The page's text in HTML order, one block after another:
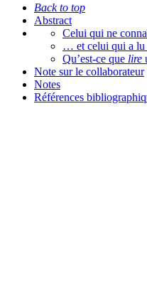
Back to top
Abstract
Celui qui ne
… et celui qui a lu
Qu’est-ce que lire
Note sur le collaborateur
Notes
Références